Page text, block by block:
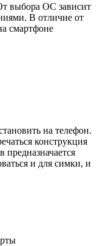
выбора ОС зависит
В отличие от
смартфоне
на телефон.
конструкция
предназначается
и для симки, и